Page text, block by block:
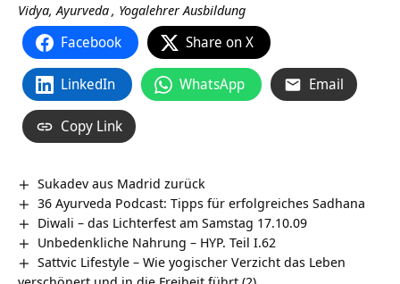
Vidya,Ayurveda, Yogalehrer Ausbildung
Facebook Share on X
LinkedIn WhatsApp Email
Copy Link
Sukadev aus Madrid zurück
36 Ayurveda Podcast: Tipps für erfolgreiches Sadhana
Diwali – das Lichterfest am Samstag 17.10.09
Unbedenkliche Nahrung – HYP. Teil I.62
Sattvic Lifestyle – Wie yogischer Verzicht das Leben